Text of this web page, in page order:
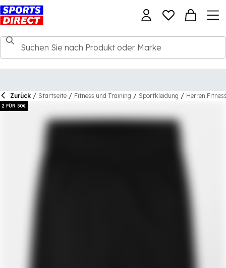
Zurück / Startseite / Fitness und Training / Sportkleidung / Herren
2 FÜR 50€